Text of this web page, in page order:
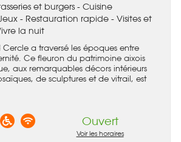
et burgers - Cuisine
- Restauration rapide - Visites et
la nuit
a traversé les époques entre
Ce fleuron du patrimoine aixois
aux remarquables décors intérieurs
de sculptures et de vitrail, est
Ouvert
Voir les horaires